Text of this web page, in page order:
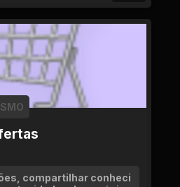
compartilhar conheci